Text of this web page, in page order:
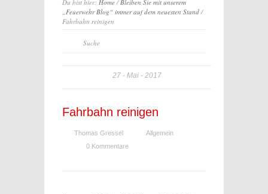
Du bist hier: Home/Bleiben Sie mit unserem
„Feuerwehr Blog“ immer auf dem neuesten Stand/
Fahrbahn reinigen
27 Mai 2017
Fahrbahn reinigen
Thomas Gressel
Allgemein
0 Kommentare